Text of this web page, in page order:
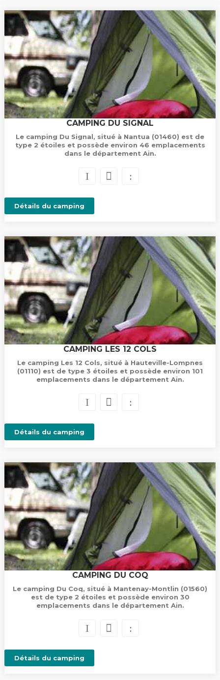
CAMPING DU SIGNAL
Le camping Du Signal, situé à Nantua (01460) est de
type 2 étoiles et possède environ 46 emplacements
dans le département Ain.
Détails du camping
CAMPING LES 12 COLS
Le camping Les 12 Cols, situé à Hauteville-Lompnes
(01110) est de type 3 étoiles et possède environ 101
emplacements dans le département Ain.
Détails du camping
CAMPING DU COQ
Le camping Du Coq, situé à Mantenay-Montlin (01560)
est de type 2 étoiles et possède environ 30
emplacements dans le département Ain.
Détails du camping